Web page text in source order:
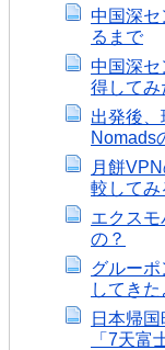
中国深セ
るまで
中国深セ
得してみ
出発後
Nomads
月餅
較してみ
エクス
の？
グルー
してきた
日本帰
「7天富